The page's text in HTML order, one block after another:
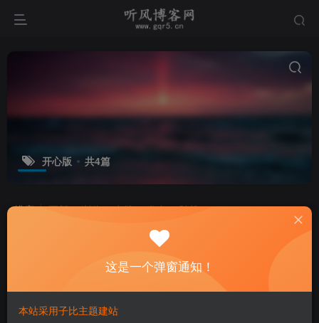
开心版 共4篇
排序 更新 浏览 点赞 发布 随机
这是一个弹窗通知！
本站采用子比主题建站